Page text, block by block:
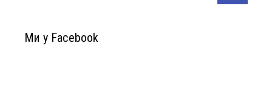
Ми у Facebook